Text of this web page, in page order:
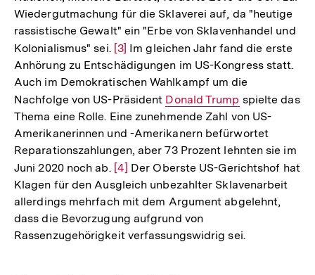
Wiedergutmachung für die Sklaverei auf, da "heutige
rassistische Gewalt" ein "Erbe von Sklavenhandel und
Kolonialismus" sei. Zur
Auflösung
der
Fußnote
[3] Im gleichen Jahr fand die erste
Anhörung zu Entschädigungen im US-Kongress statt.
Auch im Demokratischen Wahlkampf um die
Nachfolge von US-Präsident Interner
Link:
Donald Trump spielte das
Thema eine Rolle. Eine zunehmende Zahl von US-
Amerikanerinnen und -Amerikanern befürwortet
Reparationszahlungen, aber 73 Prozent lehnten sie im
Juni 2020 noch ab. Zur
Auflösung
der
Fußnote
[4] Der Oberste US-Gerichtshof hat
Klagen für den Ausgleich unbezahlter Sklavenarbeit
allerdings mehrfach mit dem Argument abgelehnt,
dass die Bevorzugung aufgrund von
Rassenzugehörigkeit verfassungswidrig sei.